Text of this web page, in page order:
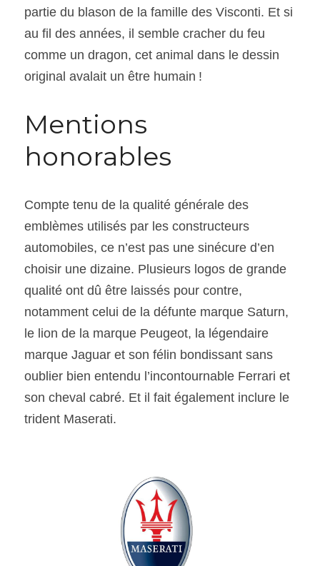
partie du blason de la famille des Visconti. Et si
au fil des années, il semble cracher du feu
comme un dragon, cet animal dans le dessin
original avalait un être humain !
Mentions
honorables
Compte tenu de la qualité générale des
emblèmes utilisés par les constructeurs
automobiles, ce n’est pas une sinécure d’en
choisir une dizaine. Plusieurs logos de grande
qualité ont dû être laissés pour contre,
notamment celui de la défunte marque Saturn,
le lion de la marque Peugeot, la légendaire
marque Jaguar et son félin bondissant sans
oublier bien entendu l’incontournable Ferrari et
son cheval cabré. Et il fait également inclure le
trident Maserati.